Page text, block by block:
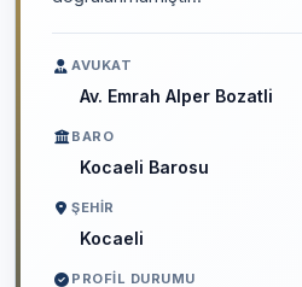
AVUKAT
Av. Emrah Alper Bozatli
BARO
Kocaeli Barosu
ŞEHIR
Kocaeli
PROFIL DURUMU